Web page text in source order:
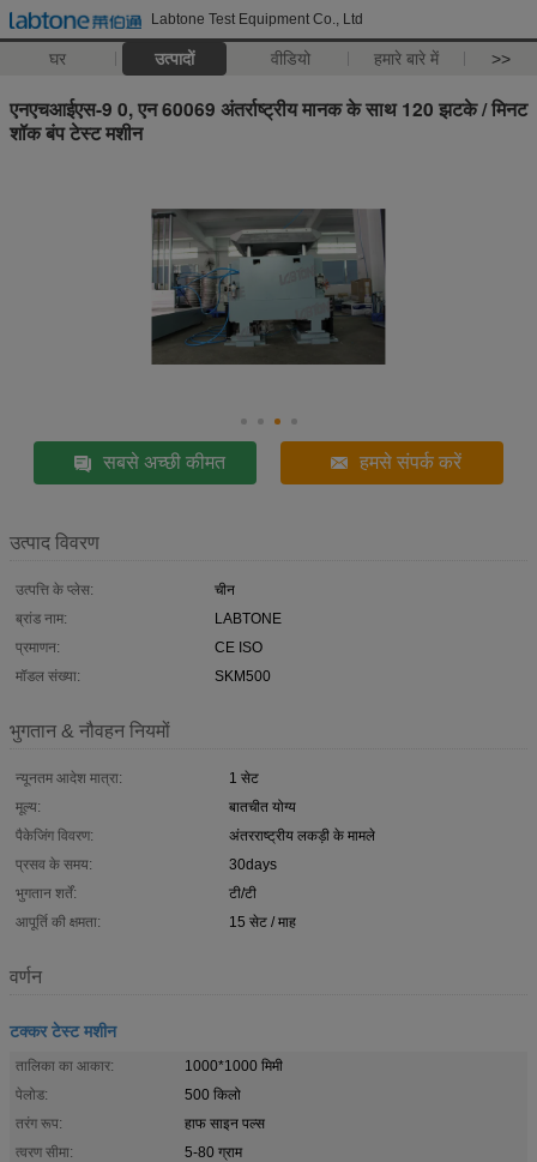
Labtone Test Equipment Co., Ltd
घर उत्पादों वीडियो हमारे बारे में >>
एनएचआईएस-9 0, एन 60069 अंतर्राष्ट्रीय मानक के साथ 120 झटके / मिनट
शॉक बंप टेस्ट मशीन
सबसे अच्छी कीमत हमसे संपर्क करें
उत्पाद विवरण
उत्पत्ति के प्लेस:
चीन
ब्रांड नाम:
LABTONE
प्रमाणन:
CE ISO
मॉडल संख्या:
SKM500
भुगतान & नौवहन नियमों
न्यूनतम आदेश मात्रा:
1 सेट
मूल्य:
बातचीत योग्य
पैकेजिंग विवरण:
अंतरराष्ट्रीय लकड़ी के मामले
प्रसव के समय:
30days
भुगतान शर्तें:
टी/टी
आपूर्ति की क्षमता:
15 सेट / माह
वर्णन
टक्कर टेस्ट मशीन
तालिका का आकार:
1000*1000 मिमी
पेलोड:
500 किलो
तरंग रूप:
हाफ साइन पल्स
त्वरण सीमा:
5-80 ग्राम